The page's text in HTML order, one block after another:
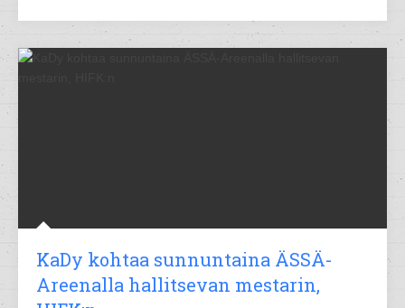
KaDy kohtaa sunnuntaina ÄSSÄ-
Areenalla hallitsevan mestarin,